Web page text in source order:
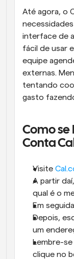
Até agora, o
interface de
fácil de usar
equipe
externas.
tentando
gasto
Como se
Conta
Visite
A partir
qual é o
Em
Depois,
um
Lembre-
clique no